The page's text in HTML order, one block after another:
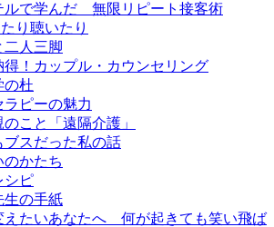
ルで学んだ 無限リピート接客術
り聴いたり
二人三脚
得！カップル・カウンセリング
の杜
ラピーの魅力
のこと「遠隔介護」
ブスだった私の話
のかたち
シピ
生の手紙
えたいあなたへ 何が起きても笑い飛ば